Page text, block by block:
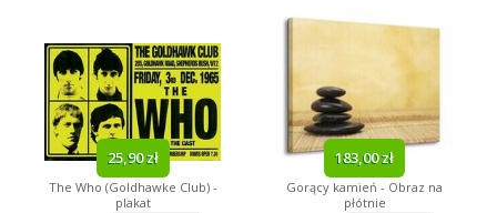
25,90 zł
The Who (Goldhawke Club) -
plakat
183,00 zł
Gorący kamień - Obraz na
płótnie